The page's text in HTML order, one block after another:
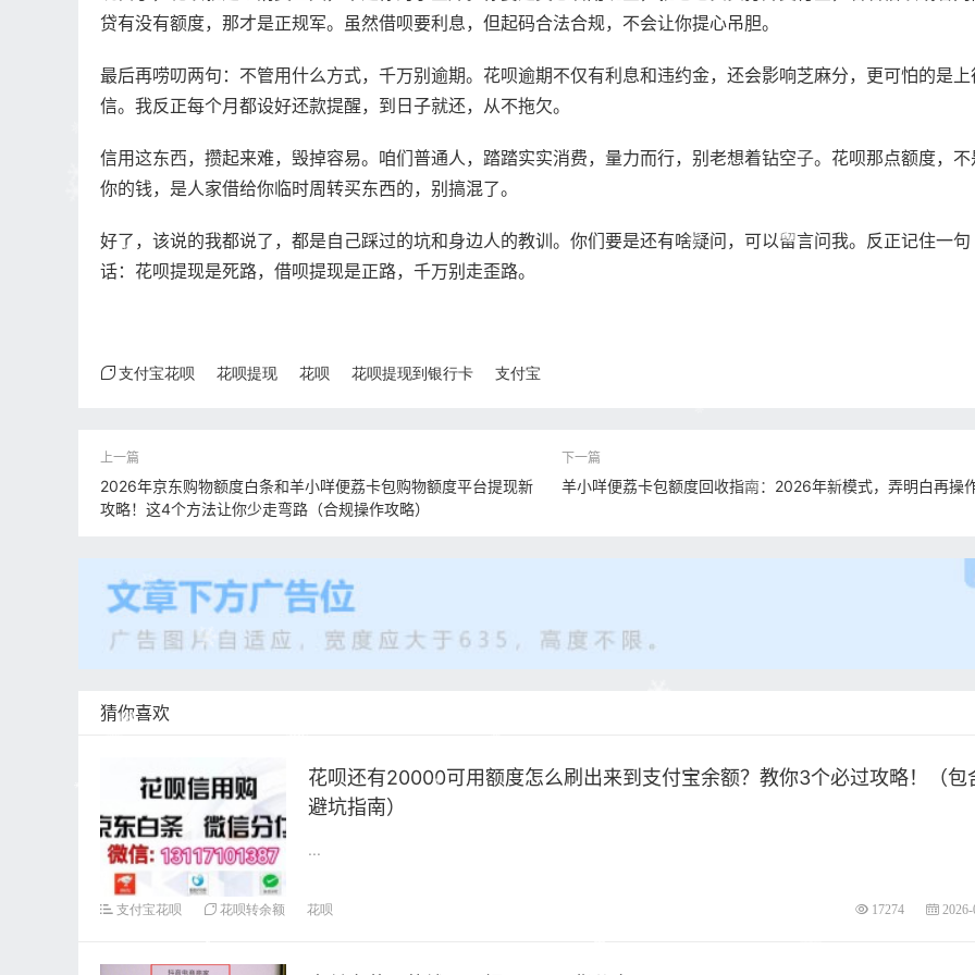
贷有没有额度，那才是正规军。虽然借呗要利息，但起码合法合规，不会让你提心吊胆。
最后再唠叨两句：不管用什么方式，千万别逾期。花呗逾期不仅有利息和违约金，还会影响芝麻分，更可怕的是上
信。我反正每个月都设好还款提醒，到日子就还，从不拖欠。
信用这东西，攒起来难，毁掉容易。咱们普通人，踏踏实实消费，量力而行，别老想着钻空子。花呗那点额度，不
你的钱，是人家借给你临时周转买东西的，别搞混了。
好了，该说的我都说了，都是自己踩过的坑和身边人的教训。你们要是还有啥疑问，可以留言问我。反正记住一句
话：花呗提现是死路，借呗提现是正路，千万别走歪路。
支付宝花呗 花呗提现 花呗 花呗提现到银行卡 支付宝
2026年京东购物额度白条和羊小咩便荔卡包购物额度平台提现新
攻略！这4个方法让你少走弯路（合规操作攻略）
羊小咩便荔卡包额度回收指南：2026年新模式，弄明白再操
猜你喜欢
花呗还有20000可用额度怎么刷出来到支付宝余额？教你3个必过攻略！（包
避坑指南）
...
支付宝花呗 花呗转余额 花呗 17274